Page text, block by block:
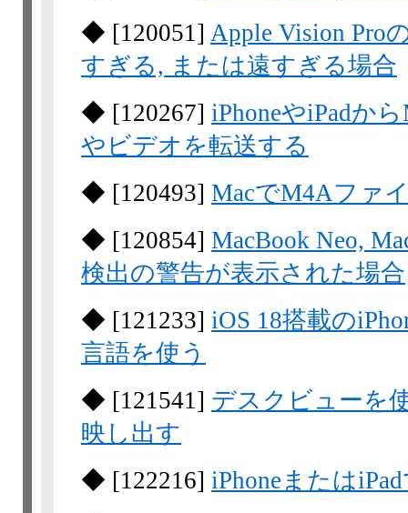
◆ [120051] Apple Vision Pro
すぎる, または遠すぎる場合
◆ [120267] iPhoneやiPadか
やビデオを転送する
◆ [120493] MacでM4Aファ
◆ [120854] MacBook Neo,
検出の警告が表示された場合
◆ [121233] iOS 18搭載の
言語を使う
◆ [121541] デスクビューを
映し出す
◆ [122216] iPhoneまたは